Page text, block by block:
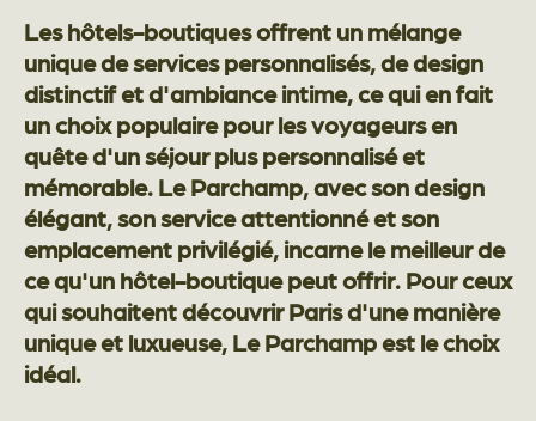
Les hôtels-boutiques offrent un mélange
unique de services personnalisés, de design
distinctif et d'ambiance intime, ce qui en fait
un choix populaire pour les voyageurs en
quête d'un séjour plus personnalisé et
mémorable. Le Parchamp, avec son design
élégant, son service attentionné et son
emplacement privilégié, incarne le meilleur de
ce qu'un hôtel-boutique peut offrir. Pour ceux
qui souhaitent découvrir Paris d'une manière
unique et luxueuse, Le Parchamp est le choix
idéal.